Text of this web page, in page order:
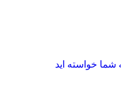
شما خواسته اید